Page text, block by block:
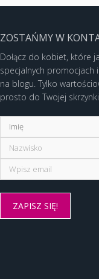
ZOSTAŃMY W
Dołącz do kobiet, które
specjalnych promocjach
na blogu. Tylko
prosto do Twojej